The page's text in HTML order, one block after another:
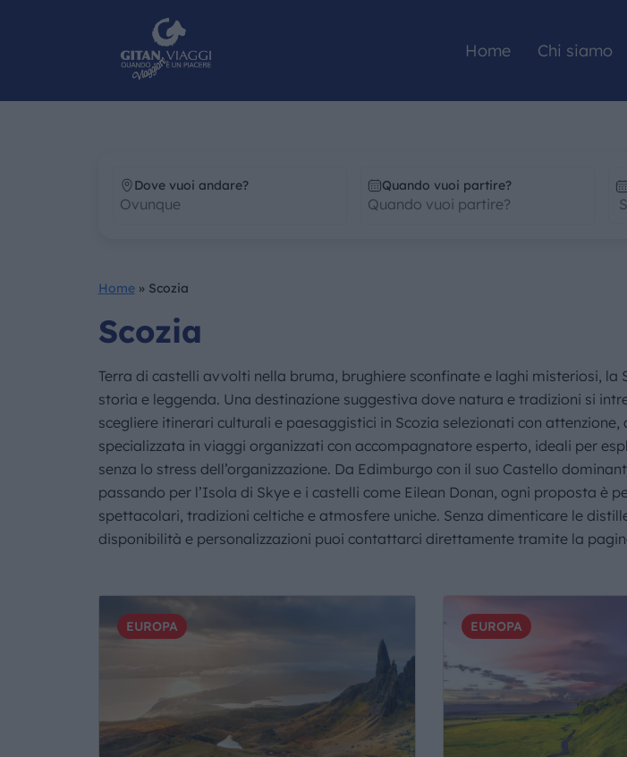
Home Chi siamo
Dove vuoi andare? Quando vuoi partire?
IL MONDO
Home »Scozia
Scozia
Terra di castelli avvolti nella bruma, brughiere sconfinate e laghi misteriosi,
storia e leggenda. Una destinazione suggestiva dove natura e tradizioni si
scegliere itinerari culturali e paesaggistici in Scozia selezionati con
specializzata in viaggi organizzati con accompagnatore esperto, ideali per
senza lo stress dell’organizzazione. Da Edimburgo con il suo Castello
passando per l’Isola di Skye e i castelli come Eilean Donan, ogni proposta
spettacolari, tradizioni celtiche e atmosfere uniche. Senza dimenticare le
disponibilità e personalizzazioni puoi contattarci direttamente tramite la
EUROPA EUROPA